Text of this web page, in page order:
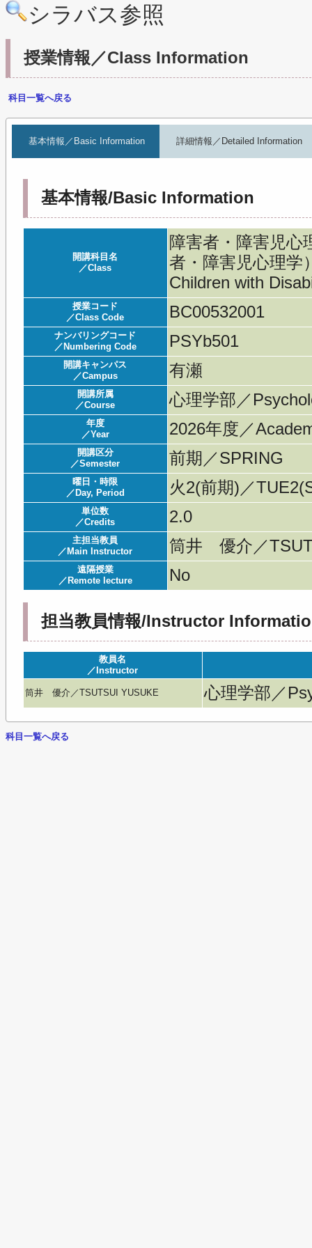
シラバス参照
授業情報／Class Information
科目一覧へ戻る
基本情報／Basic Information 詳細情報／Detailed Information
基本情報/Basic Information
開講科目名
／Class
障害者・障害児心
者・障害児心理学
Children with
授業コード
／Class Code
BC00532001
ナンバリングコード
／Numbering Code
PSYb501
開講キャンパス
／Campus
有瀬
開講所属
／Course
心理学部／
年度
／Year
2026年度／
開講区分
／Semester
前期／SPRING
曜日・時限
／Day, Period
火2(前期)／
単位数
／Credits
2.0
主担当教員
／Main Instructor
筒井 優介／
遠隔授業
／Remote lecture
No
担当教員情報/Instructor
教員名
／Instructor
筒井 優介／TSUTSUI YUSUKE 心理学部／
科目一覧へ戻る